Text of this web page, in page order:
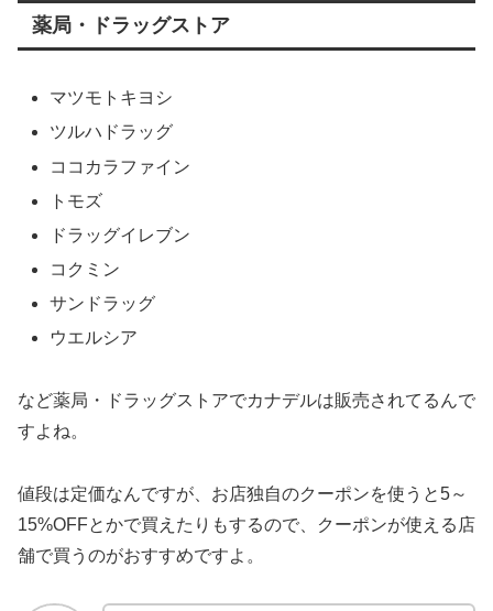
薬局・ドラッグストア
マツモトキヨシ
ツルハドラッグ
ココカラファイン
トモズ
ドラッグイレブン
コクミン
サンドラッグ
ウエルシア
など薬局・ドラッグストアでカナデルは販売されてるんで
すよね。
値段は定価なんですが、お店独自のクーポンを使うと5～
15%OFFとかで買えたりもするので、クーポンが使える店
舗で買うのがおすすめですよ。